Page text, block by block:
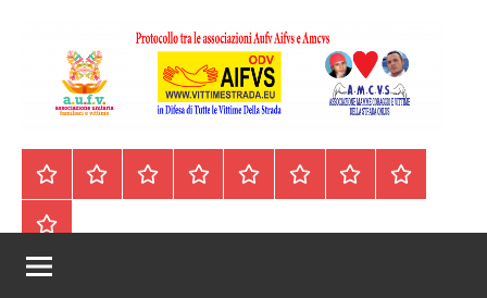
contenuto
A.I.F.V.S.
–
Associazione
Italiana
difesa
di
tutte
vittime
HomepageSegnalazioni
Nord
Centro
Sud
ContattiIncidenti
Il
Archivio